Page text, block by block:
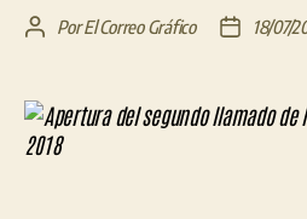
Autor
entrada
PorEl Correo Gráfico
Fecha
entrada
18/07/